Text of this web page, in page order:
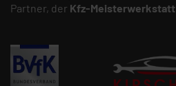
Partner, der Kfz-Meisterwerkstatt